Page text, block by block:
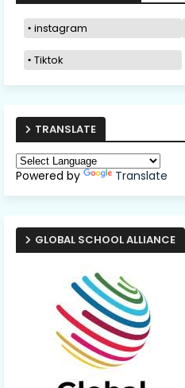
instagram
Tiktok
TRANSLATE
Powered by Translate
GLOBAL SCHOOL ALLIANCE